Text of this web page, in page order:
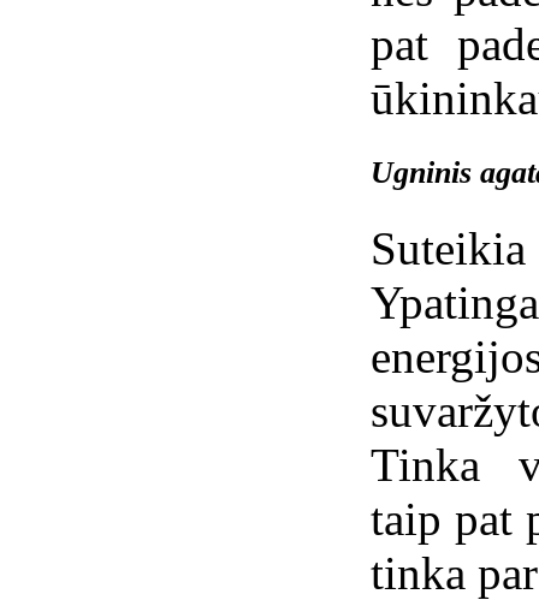
pat
Ugninis
Tinka
taip pat
tinka